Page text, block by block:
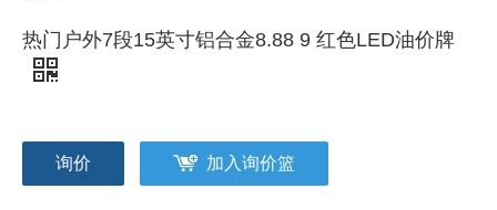
热门户外7段15英寸铝合金8.88 9 红色LED油价牌
询价 加入询价篮